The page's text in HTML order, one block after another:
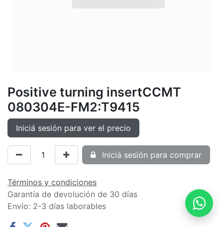
Positive turning insertCCMT
080304E-FM2:T9415
Iniciá sesión para ver el precio
Iniciá sesión para comprar
Términos y condiciones
Garantía de devolución de 30 días
Envío: 2-3 días laborables